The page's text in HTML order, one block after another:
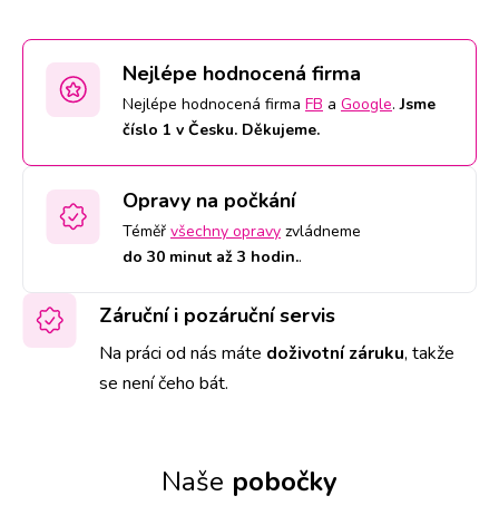
Nejlépe hodnocená firma
Nejlépe hodnocená firma FB a Google.Jsme
číslo 1 v Česku. Děkujeme.
Opravy na počkání
Téměř všechny opravy zvládneme
do 30 minut až 3 hodin..
Záruční i pozáruční servis
Na práci od nás máte doživotní záruku, takže
se není čeho bát.
Naše pobočky